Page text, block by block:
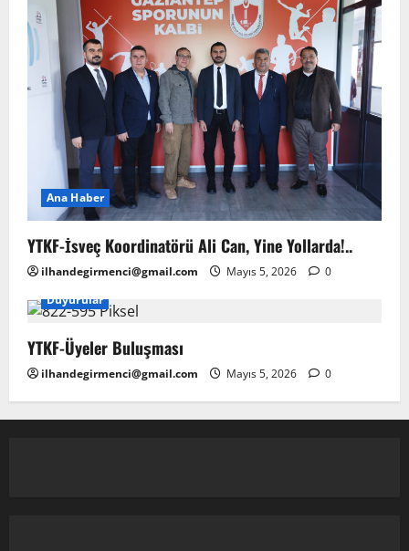
Ana Haber
YTKF-İsveç Koordinatörü Ali Can, Yine Yollarda!..
ilhandegirmenci@gmail.com Mayıs 5, 2026
0
Duyurular
YTKF-Üyeler Buluşması
ilhandegirmenci@gmail.com Mayıs 5, 2026 0